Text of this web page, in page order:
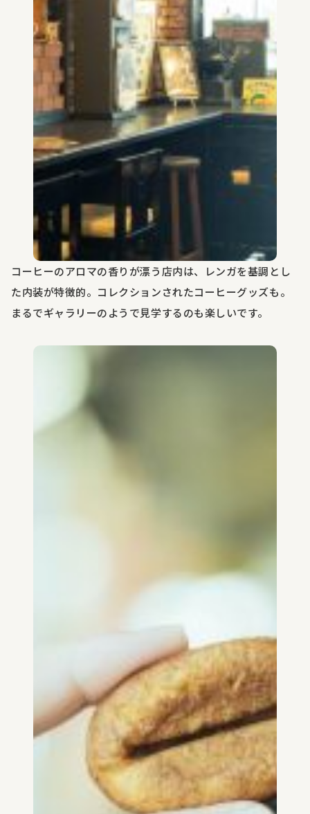
コーヒーのアロマの香りが漂う店内は、レンガを基調とし
た内装が特徴的。コレクションされたコーヒーグッズも。
まるでギャラリーのようで見学するのも楽しいです。